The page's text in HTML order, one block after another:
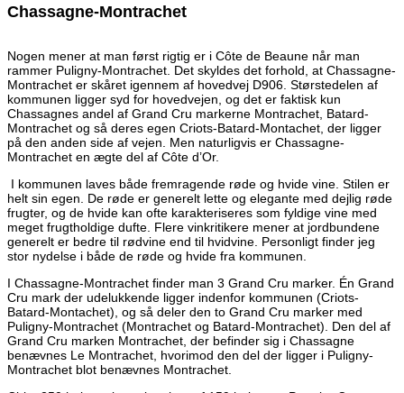
Chassagne-Montrachet
Nogen mener at man først rigtig er i Côte de Beaune når man
rammer Puligny-Montrachet. Det skyldes det forhold, at Chassagne-
Montrachet er skåret igennem af hovedvej D906. Størstedelen af
kommunen ligger syd for hovedvejen, og det er faktisk kun
Chassagnes andel af Grand Cru markerne Montrachet, Batard-
Montrachet og så deres egen Criots-Batard-Montachet, der ligger
på den anden side af vejen. Men naturligvis er Chassagne-
Montrachet en ægte del af Côte d’Or.
I kommunen laves både fremragende røde og hvide vine. Stilen er
helt sin egen. De røde er generelt lette og elegante med dejlig røde
frugter, og de hvide kan ofte karakteriseres som fyldige vine med
meget frugtholdige dufte. Flere vinkritikere mener at jordbundene
generelt er bedre til rødvine end til hvidvine. Personligt finder jeg
stor nydelse i både de røde og hvide fra kommunen.
I Chassagne-Montrachet finder man 3 Grand Cru marker. Én Grand
Cru mark der udelukkende ligger indenfor kommunen (Criots-
Batard-Montachet), og så deler den to Grand Cru marker med
Puligny-Montrachet (Montrachet og Batard-Montrachet). Den del af
Grand Cru marken Montrachet, der befinder sig i Chassagne
benævnes Le Montrachet, hvorimod den del der ligger i Puligny-
Montrachet blot benævnes Montrachet.